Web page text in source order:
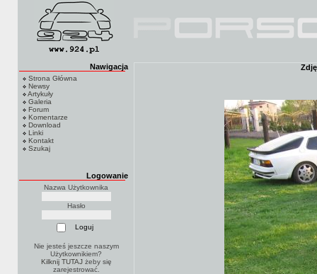
Nawigacja
Strona Główna
Newsy
Artykuły
Galeria
Forum
Komentarze
Download
Linki
Kontakt
Szukaj
Logowanie
Nazwa Użytkownika
Hasło
Nie jesteś jeszcze naszym
Użytkownikiem?
Kilknij TUTAJżeby się
zarejestrować.